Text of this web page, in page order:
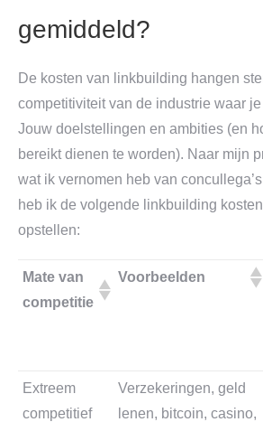
gemiddeld?
De kosten van linkbuilding hangen
competitiviteit van de industrie waar
Jouw doelstellingen en ambities (en
bereikt dienen te worden). Naar mijn
wat ik vernomen heb van
heb ik de volgende linkbuilding
opstellen:
Mate van
competitie
Voorbeelden
Extreem
competitief
Verzekeringen, geld
lenen, bitcoin, casino,